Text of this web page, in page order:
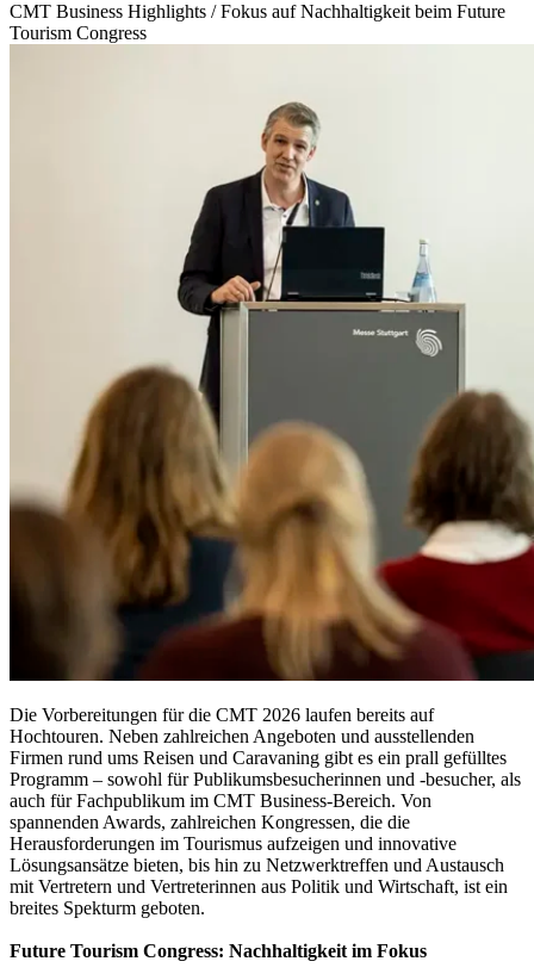
CMT Business Highlights / Fokus auf Nachhaltigkeit beim Future
Tourism Congress
Die Vorbereitungen für die CMT 2026 laufen bereits auf
Hochtouren. Neben zahlreichen Angeboten und ausstellenden
Firmen rund ums Reisen und Caravaning gibt es ein prall gefülltes
Programm – sowohl für Publikumsbesucherinnen und -besucher, als
auch für Fachpublikum im CMT Business-Bereich. Von
spannenden Awards, zahlreichen Kongressen, die die
Herausforderungen im Tourismus aufzeigen und innovative
Lösungsansätze bieten, bis hin zu Netzwerktreffen und Austausch
mit Vertretern und Vertreterinnen aus Politik und Wirtschaft, ist ein
breites Spekturm geboten.
Future Tourism Congress: Nachhaltigkeit im Fokus